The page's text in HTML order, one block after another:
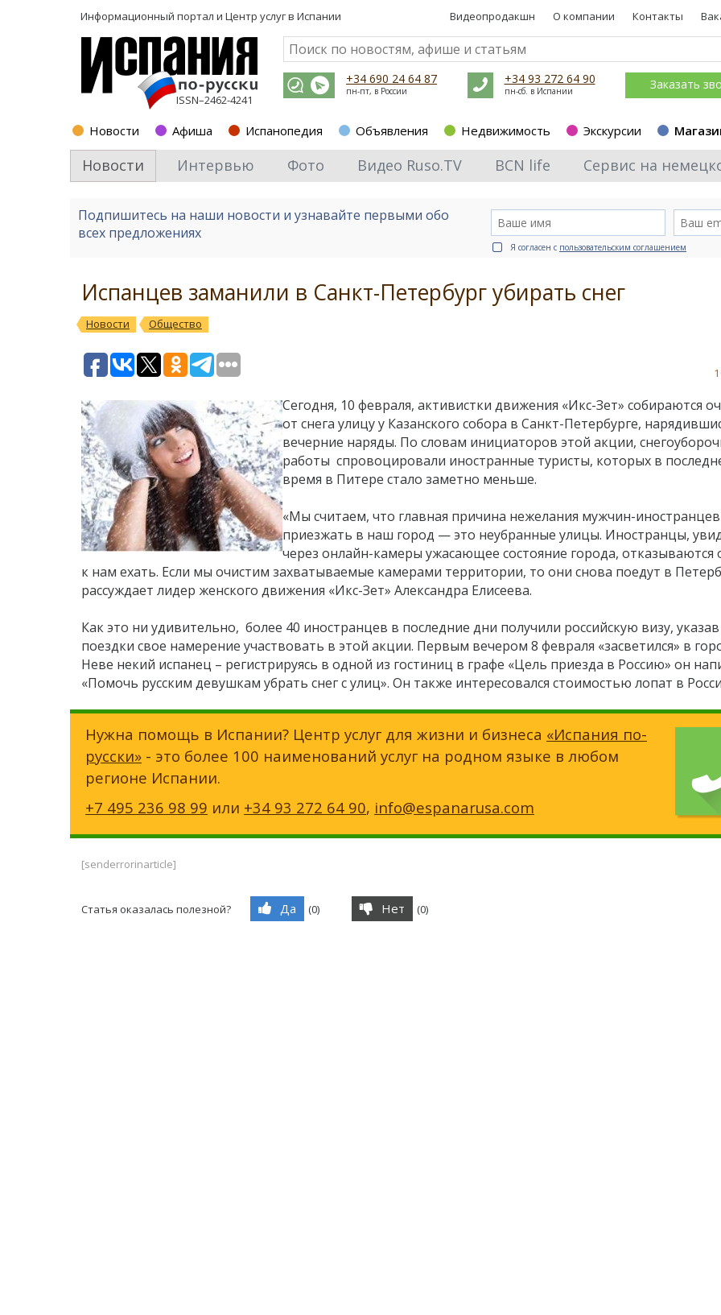
Информационный портал и Центр услуг в Испании Видеопродакшн О компании Контакты
ISSN–2462-4241
+34 690 24 64 87
пн-пт, в России
+34 93 272 64 90
пн-сб. в Испании Заказать
Новости Афиша Испанопедия Объявления Недвижимость Экскурсии
Новости Интервью Фото Видео Ruso.TV BCN life Сервис на
Подпишитесь на наши новости и узнавайте первыми обо
всех предложениях
Я согласен с пользовательским соглашением
Испанцев заманили в Санкт-Петербург убирать снег
Новости Общество
Сегодня, 10 февраля, активистки движения «Икс-Зет» собираются
от снега улицу у Казанского собора в Санкт-Петербурге,
вечерние наряды. По словам инициаторов этой акции,
работы спровоцировали иностранные туристы, которых в
время в Питере стало заметно меньше.
«Мы считаем, что главная причина нежелания мужчин-иностранцев
приезжать в наш город — это неубранные улицы. Иностранцы,
через онлайн-камеры ужасающее состояние города, отказываются
к нам ехать. Если мы очистим захватываемые камерами территории, то они снова поедут в
рассуждает лидер женского движения «Икс-Зет» Александра Елисеева.
Как это ни удивительно, более 40 иностранцев в последние дни получили российскую визу,
поездки свое намерение участвовать в этой акции. Первым вечером 8 февраля «засветился» в
Неве некий испанец – регистрируясь в одной из гостиниц в графе «Цель приезда в Россию» он
«Помочь русским девушкам убрать снег с улиц». Он также интересовался стоимостью лопат в
Нужна помощь в Испании? Центр услуг для жизни и бизнеса «Испания по-
русски» - это более 100 наименований услуг на родном языке в любом
регионе Испании.
+7 495 236 98 99 или +34 93 272 64 90, info@espanarusa.com
[senderrorinarticle]
Статья оказалась полезной? Да (0) Нет (0)